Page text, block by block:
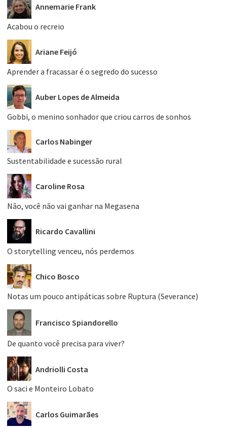
Annemarie Frank
Acabou o recreio
Ariane Feijó
Aprender a fracassar é o segredo do sucesso
Auber Lopes de Almeida
Gobbi, o menino sonhador que criou carros de sonhos
Carlos Nabinger
Sustentabilidade e sucessão rural
Caroline Rosa
Não, você não vai ganhar na Megasena
Ricardo Cavallini
O storytelling venceu, nós perdemos
Chico Bosco
Notas um pouco antipáticas sobre Ruptura (Severance)
Francisco Spiandorello
De quanto você precisa para viver?
Andriolli Costa
O saci e Monteiro Lobato
Carlos Guimarães